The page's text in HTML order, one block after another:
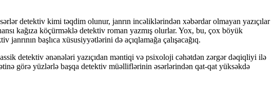
detektiv kimi təqdim olunur, janrın incəliklərindən xəbərdar olmayan yazıçılar
kağıza köçürməklə detektiv roman yazmış olurlar. Yox, bu, çox böyük
janrının başlıca xüsusiyyətlərini də açıqlamağa çalışacağıq.
detektiv ənənələri yazıçıdan məntiqi və psixoloji cəhətdən zərgər dəqiqliyi ilə
görə yüzlərlə başqa detektiv müəlliflərinin əsərlərindən qat-qat yüksəkdə